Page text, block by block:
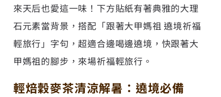
來天后也愛這一味！下方貼紙有著典雅的大理
石元素當背景，搭配「跟著大甲媽祖 遶境祈福
輕旅行」字句，超適合邊喝邊遶境，快跟著大
甲媽祖的腳步，來場祈福輕旅行。
輕焙穀麥茶清涼解暑：遶境必備